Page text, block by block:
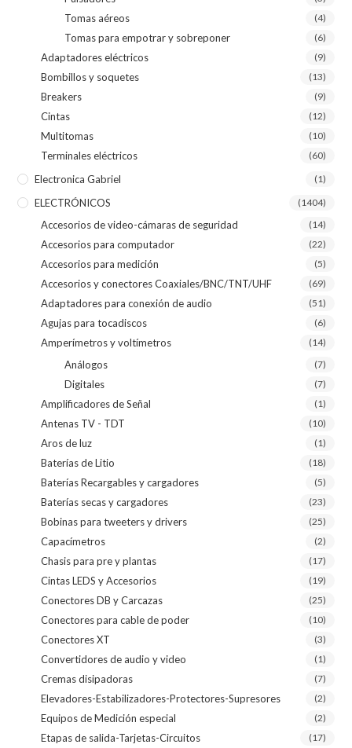
Tomas aéreos (4)
Tomas para empotrar y sobreponer (6)
Adaptadores eléctricos (9)
Bombillos y soquetes (13)
Breakers (9)
Cintas (12)
Multitomas (10)
Terminales eléctricos (60)
Electronica Gabriel (1)
ELECTRÓNICOS (1404)
Accesorios de video-cámaras de seguridad (14)
Accesorios para computador (22)
Accesorios para medición (5)
Accesorios y conectores Coaxiales/BNC/TNT/UHF (69)
Adaptadores para conexión de audio (51)
Agujas para tocadiscos (6)
Amperímetros y voltímetros (14)
Análogos (7)
Digitales (7)
Amplificadores de Señal (1)
Antenas TV - TDT (10)
Aros de luz (1)
Baterías de Litio (18)
Baterías Recargables y cargadores (5)
Baterías secas y cargadores (23)
Bobinas para tweeters y drivers (25)
Capacímetros (2)
Chasis para pre y plantas (17)
Cintas LEDS y Accesorios (19)
Conectores DB y Carcazas (25)
Conectores para cable de poder (10)
Conectores XT (3)
Convertidores de audio y video (1)
Cremas disipadoras (7)
Elevadores-Estabilizadores-Protectores-Supresores (2)
Equipos de Medición especial (2)
Etapas de salida-Tarjetas-Circuitos (17)